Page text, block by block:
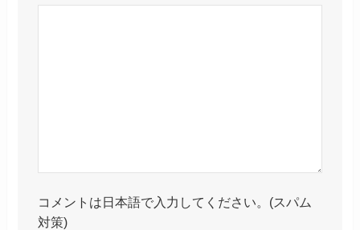
コメントは日本語で入力してください。(スパム
対策)